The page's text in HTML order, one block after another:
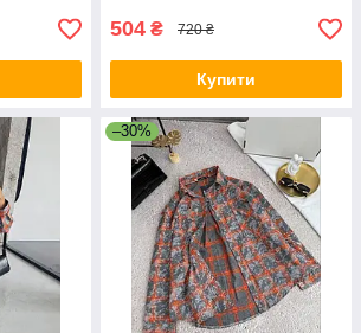
504 ₴ 720 ₴
Купити
–30%